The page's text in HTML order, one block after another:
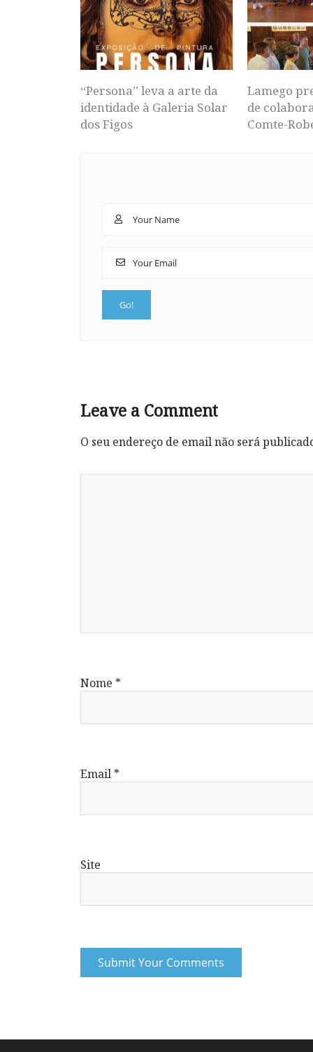
“Persona” leva a arte da
identidade à Galeria Solar
dos Figos
Lamego
de
Comte-
Leave a Comment
O seu endereço de email não será
Nome *
Email *
Site